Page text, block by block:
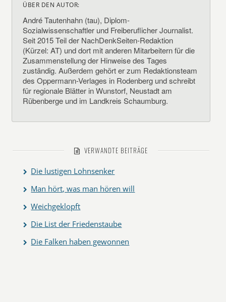
ÜBER DEN AUTOR:
André Tautenhahn (tau), Diplom-
Sozialwissenschaftler und Freiberuflicher Journalist.
Seit 2015 Teil der NachDenkSeiten-Redaktion
(Kürzel: AT) und dort mit anderen Mitarbeitern für die
Zusammenstellung der Hinweise des Tages
zuständig. Außerdem gehört er zum Redaktionsteam
des Oppermann-Verlages in Rodenberg und schreibt
für regionale Blätter in Wunstorf, Neustadt am
Rübenberge und im Landkreis Schaumburg.
VERWANDTE BEITRÄGE
Die lustigen Lohnsenker
Man hört, was man hören will
Weichgeklopft
Die List der Friedenstaube
Die Falken haben gewonnen